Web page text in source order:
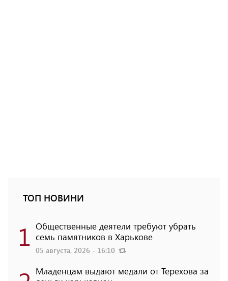
ТОП НОВИНИ
1 Общественные деятели требуют убрать
семь памятников в Харькове
05 августа, 2026 - 16:10
Младенцам выдают медали от Терехова за